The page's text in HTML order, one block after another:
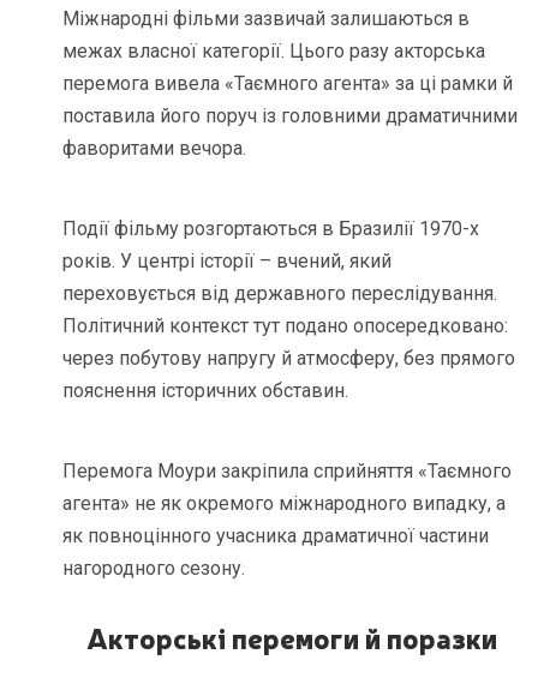
Міжнародні фільми зазвичай залишаються в
межах власної категорії. Цього разу акторська
перемога вивела «Таємного агента» за ці рамки й
поставила його поруч із головними драматичними
фаворитами вечора.
Події фільму розгортаються в Бразилії 1970-х
років. У центрі історії – вчений, який
переховується від державного переслідування.
Політичний контекст тут подано опосередковано:
через побутову напругу й атмосферу, без прямого
пояснення історичних обставин.
Перемога Моури закріпила сприйняття «Таємного
агента» не як окремого міжнародного випадку, а
як повноцінного учасника драматичної частини
нагородного сезону.
Акторські перемоги й поразки